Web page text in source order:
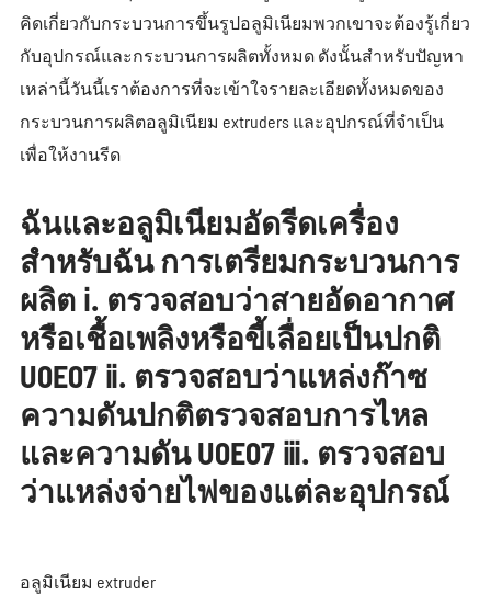
คิดเกี่ยวกับกระบวนการขึ้นรูปอลูมิเนียมพวกเขาจะต้องรู้เกี่ยว
กับอุปกรณ์และกระบวนการผลิตทั้งหมด ดังนั้นสำหรับปัญหา
เหล่านี้วันนี้เราต้องการที่จะเข้าใจรายละเอียดทั้งหมดของ
กระบวนการผลิตอลูมิเนียม extruders และอุปกรณ์ที่จำเป็น
เพื่อให้งานรีด
ฉันและอลูมิเนียมอัดรีดเครื่อง
สำหรับฉัน การเตรียมกระบวนการ
ผลิต ⅰ. ตรวจสอบว่าสายอัดอากาศ
หรือเชื้อเพลิงหรือขี้เลื่อยเป็นปกติ
U0E07 ⅱ. ตรวจสอบว่าแหล่งก๊าซ
ความดันปกติตรวจสอบการไหล
และความดัน U0E07 ⅲ. ตรวจสอบ
ว่าแหล่งจ่ายไฟของแต่ละอุปกรณ์
อลูมิเนียม extruder